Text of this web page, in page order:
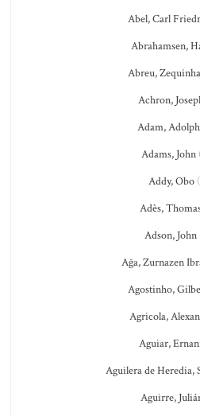
Abel, Carl
Abrahamsen,
Abreu,
Achron,
Adam,
Adams, John
Addy, Obo
Adès,
Adson, John
Ağa, Zurnazen
Agostinho,
Agricola,
Aguiar,
Aguilera de Heredia,
Aguirre,